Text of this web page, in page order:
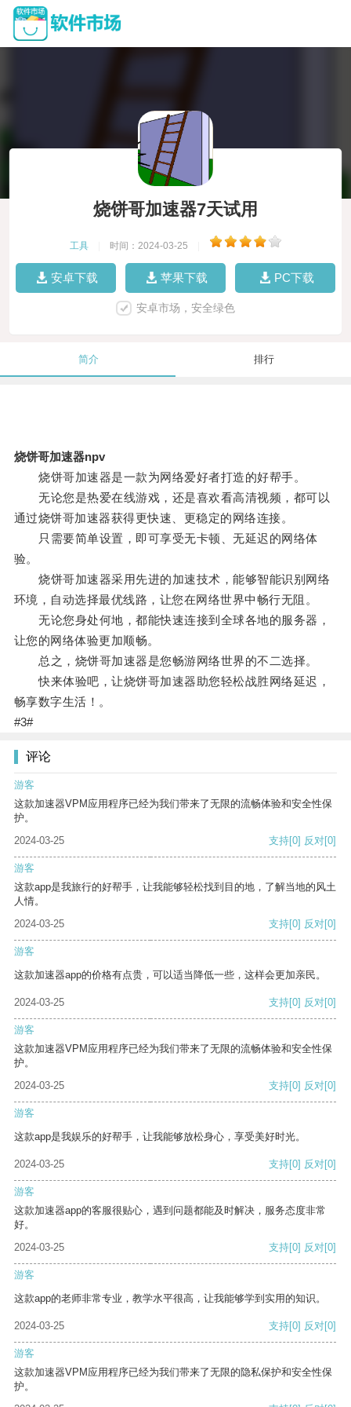
烧饼哥加速器7天试用
工具 时间：2024-03-25
安卓下载 苹果下载 PC下载
安卓市场，安全绿色
简介 排行
烧饼哥加速器npv
烧饼哥加速器是一款为网络爱好者打造的好帮手。
无论您是热爱在线游戏，还是喜欢看高清视频，都可以
通过烧饼哥加速器获得更快速、更稳定的网络连接。
只需要简单设置，即可享受无卡顿、无延迟的网络体
验。
烧饼哥加速器采用先进的加速技术，能够智能识别网络
环境，自动选择最优线路，让您在网络世界中畅行无阻。
无论您身处何地，都能快速连接到全球各地的服务器，
让您的网络体验更加顺畅。
总之，烧饼哥加速器是您畅游网络世界的不二选择。
快来体验吧，让烧饼哥加速器助您轻松战胜网络延迟，
畅享数字生活！。
#3#
评论
游客
这款加速器VPM应用程序已经为我们带来了无限的流畅体验和安全性保
护。
2024-03-25
支持[0] 反对[0]
游客
这款app是我旅行的好帮手，让我能够轻松找到目的地，了解当地的风土
人情。
2024-03-25
支持[0] 反对[0]
游客
这款加速器app的价格有点贵，可以适当降低一些，这样会更加亲民。
2024-03-25 支持[0] 反对[0]
游客
这款加速器VPM应用程序已经为我们带来了无限的流畅体验和安全性保
护。
2024-03-25
支持[0] 反对[0]
游客
这款app是我娱乐的好帮手，让我能够放松身心，享受美好时光。
2024-03-25 支持[0] 反对[0]
游客
这款加速器app的客服很贴心，遇到问题都能及时解决，服务态度非常
好。
2024-03-25
支持[0] 反对[0]
游客
这款app的老师非常专业，教学水平很高，让我能够学到实用的知识。
2024-03-25 支持[0] 反对[0]
游客
这款加速器VPM应用程序已经为我们带来了无限的隐私保护和安全性保
护。